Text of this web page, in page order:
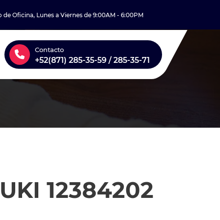
de Oficina, Lunes a Viernes de 9:00AM - 6:00PM
Contacto
+52(871) 285-35-59 / 285-35-71
12384202